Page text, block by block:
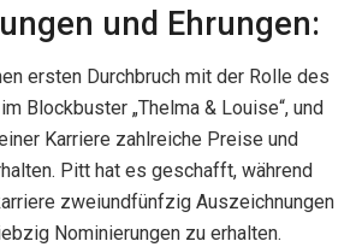
und Ehrungen:
ersten Durchbruch mit der Rolle des
Blockbuster „Thelma & Louise“, und
Karriere zahlreiche Preise und
Pitt hat es geschafft, während
zweiundfünfzig Auszeichnungen
Nominierungen zu erhalten.